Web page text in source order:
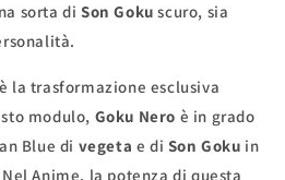
sorta di Son Goku scuro, sia
è la trasformazione esclusiva
modulo, Goku Nero è in grado
Blue di vegeta e di Son Goku in
Anime, la potenza di questa